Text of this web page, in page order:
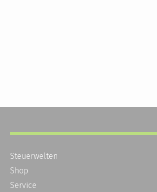
Steuerwelten
Shop
Service